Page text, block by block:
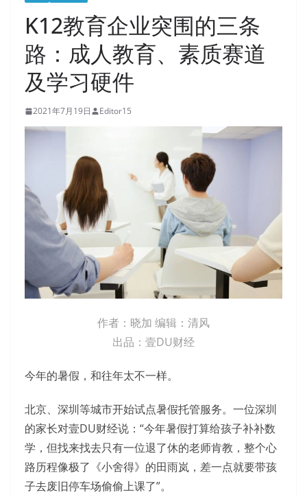
K12教育企业突围的三条
路：成人教育、素质赛道
及学习硬件
2021年7月19日 Editor15
作者：晓加 编辑：清风
出品：壹DU财经
今年的暑假，和往年太不一样。
北京、深圳等城市开始试点暑假托管服务。一位深圳
的家长对壹DU财经说：“今年暑假打算给孩子补补数
学，但找来找去只有一位退了休的老师肯教，整个心
路历程像极了《小舍得》的田雨岚，差一点就要带孩
子去废旧停车场偷偷上课了”。